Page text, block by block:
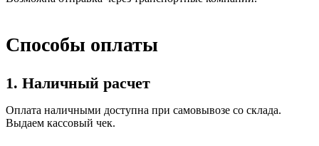
Способы оплаты
1. Наличный расчет
Оплата наличными доступна при самовывозе со склада.
Выдаем кассовый чек.